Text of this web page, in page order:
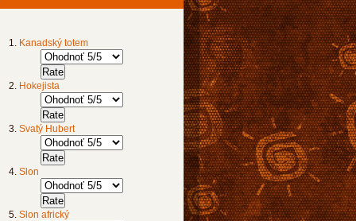
Kanadský totem
Hokejista
Svatý Hubert
Slon
Slon africký